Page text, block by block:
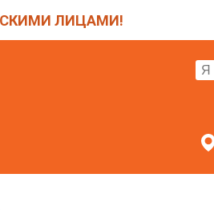
ЛИЦАМИ!